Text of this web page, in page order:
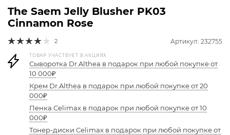
The Saem Jelly Blusher PK03
Cinnamon Rose
2 Артикул: 232755
ТОВАР УЧАСТВУЕТ В АКЦИЯХ
Сыворотка Dr.Althea в подарок при любой покупке от
10 000₽
Крем Dr.Althea в подарок при любой покупке от 20
000₽
Пенка Celimax в подарок при любой покупке от 10
000₽
Тонер-диски Celimax в подарок при любой покупке от